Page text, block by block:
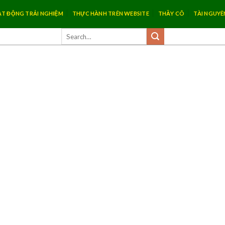
ĐỘNG TRẢI NGHIỆM THỰC HÀNH TRÊN WEBSITE THẦY CÔ TÀI